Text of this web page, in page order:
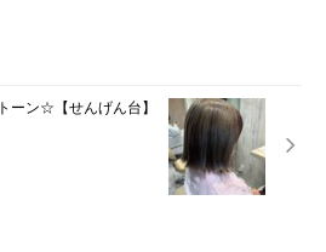
ーン☆【せんげん台】